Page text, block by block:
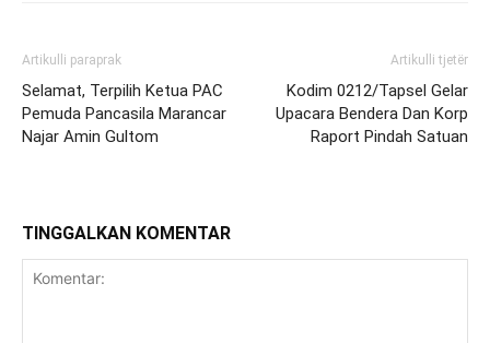
Artikulli paraprak
Selamat, Terpilih Ketua PAC
Pemuda Pancasila Marancar
Najar Amin Gultom
Artikulli tjetër
Kodim 0212/Tapsel Gelar
Upacara Bendera Dan Korp
Raport Pindah Satuan
TINGGALKAN KOMENTAR